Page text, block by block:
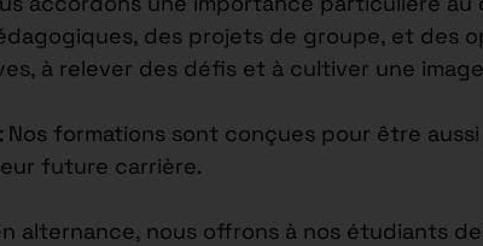
des projets de groupe, et des
à relever des défis et à cultiver une
: Nos formations sont conçues pour être
future carrière.
alternance, nous offrons à nos étudiants